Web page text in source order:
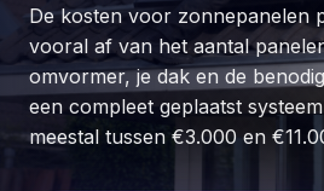
De kosten voor zonnepanelen
vooral af van het aantal
omvormer, je dak en de
een compleet geplaatst
meestal tussen €3.000 en